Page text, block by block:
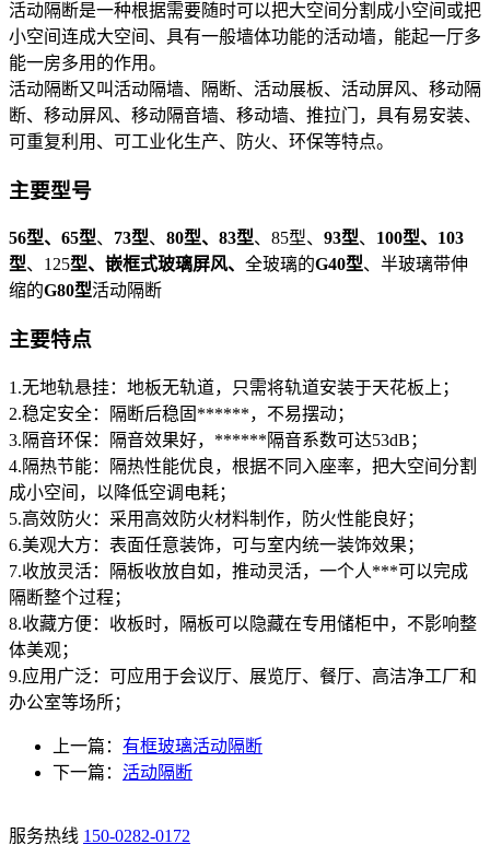
活动隔断是一种根据需要随时可以把大空间分割成小空间或把
小空间连成大空间、具有一般墙体功能的活动墙，能起一厅多
能一房多用的作用。
活动隔断又叫活动隔墙、隔断、活动展板、活动屏风、移动隔
断、移动屏风、移动隔音墙、移动墙、推拉门，具有易安装、
可重复利用、可工业化生产、防火、环保等特点。
主要型号
56型、 65型、 73型、 80型、83型、85型、 93型、 100型、103
型、125型、嵌框式玻璃屏风、 全玻璃的G40型、半玻璃带伸
缩的G80型活动隔断
主要特点
1.无地轨悬挂：地板无轨道，只需将轨道安装于天花板上；
2.稳定安全：隔断后稳固******，不易摆动；
3.隔音环保：隔音效果好，******隔音系数可达53dB；
4.隔热节能：隔热性能优良，根据不同入座率，把大空间分割
成小空间，以降低空调电耗；
5.高效防火：采用高效防火材料制作，防火性能良好；
6.美观大方：表面任意装饰，可与室内统一装饰效果；
7.收放灵活：隔板收放自如，推动灵活，一个人***可以完成
隔断整个过程；
8.收藏方便：收板时，隔板可以隐藏在专用储柜中，不影响整
体美观；
9.应用广泛：可应用于会议厅、展览厅、餐厅、高洁净工厂和
办公室等场所；
上一篇： 有框玻璃活动隔断
下一篇： 活动隔断
服务热线 150-0282-0172